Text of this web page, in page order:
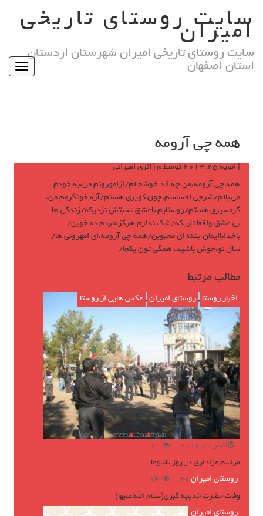
contentسایت روستای تاریخی
امیران
سایت روستای تاریخی امیران شهرستان اردستان
استان اصفهان Toggle
همه چى آرومه
ژانویه 25, 2013 توسطم زائری امیرانی
همه چى آرومه،من چه قد خوشحالم/ازامهرونم من،به خودم
مى بالم/شرجى احساسم،چون كويرى هستم/آره خونگرمم من،
گرمسيرى هستم/روستايم باعشق نسبتش نزديكه/زندگى ها
بى عشق واقعا تاريكه/شك ندارم هرگز،مردم ده خوبن/
باخداباايمان،بنده اى محبوبن/همه چى آرومه،اى امهرونى ها/
سال نو،خوش باشيد، همگى تون يكجا/
مطالب مرتبط
اخبار روستا ,روستای امیران,عکس هایی از روستا
اکتبر 11, 2016 13
مراسم عزاداری در روز تاسوعا
روستای امیران
ژوئن 16, 2016 14
وفات حضرت خدیجه کبری(سلام الله علیها)
روستای امیران